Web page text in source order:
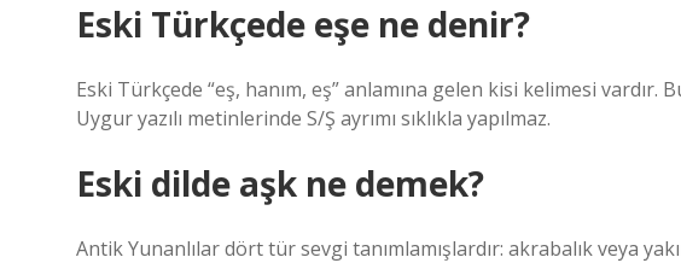
Eski Türkçede eşe ne denir?
Eski Türkçede “eş, hanım, eş” anlamına gelen kisi kelimesi vardır.
Uygur yazılı metinlerinde S/Ş ayrımı sıklıkla yapılmaz.
Eski dilde aşk ne demek?
Antik Yunanlılar dört tür sevgi tanımlamışlardır: akrabalık veya